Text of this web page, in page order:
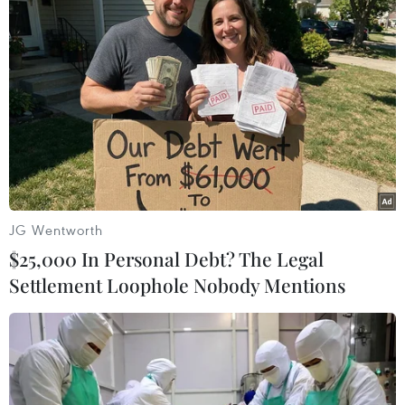
#Camera #Ngoại trưởng Nga
#Sergey Lavrov
#Vũ khí hóa học
#JCPOA
#tin tức
#tin tức mới nhất
#tin tức 24h
JG Wentworth
$25,000 In Personal Debt? The Legal
Settlement Loophole Nobody Mentions